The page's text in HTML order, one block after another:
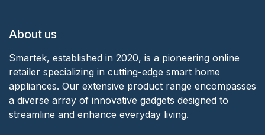
About us
Smartek, established in 2020, is a pioneering online
retailer specializing in cutting-edge smart home
appliances. Our extensive product range encompasses
a diverse array of innovative gadgets designed to
streamline and enhance everyday living.